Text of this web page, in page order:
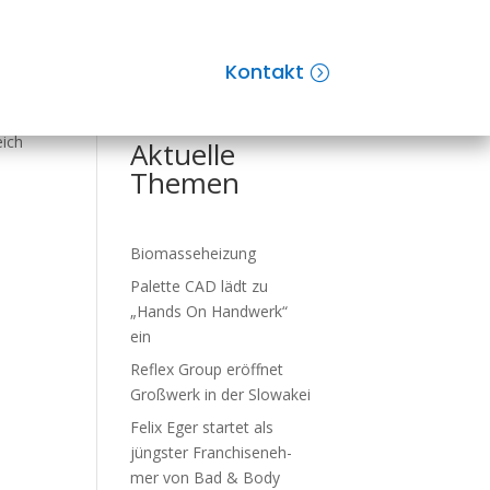
KontaktSuchen
Aktuelle
Themen
Biomasseheizung
Palette CAD lädt zu
„Hands On Handwerk“
ein
Reflex Group er­öff­net
Groß­werk in der Slo­wa­kei
Felix Eger startet als
jüngster Fran­chise­neh­
mer von Bad & Body